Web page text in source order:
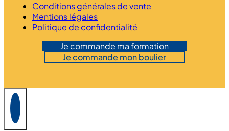
Conditions générales de vente
Mentions légales
Politique de confidentialité
Je commande ma formation
Je commande mon boulier